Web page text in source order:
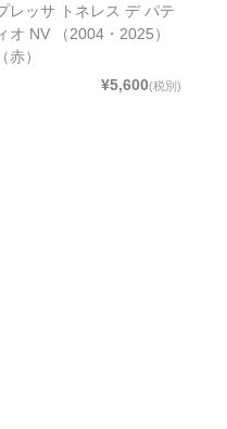
レッサ トネレス デ パテ
オ NV （2004・2025）
（赤）
¥5,600(税別)